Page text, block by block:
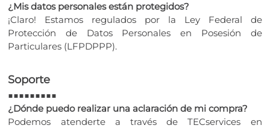
¿Mis datos personales están protegidos?
¡Claro! Estamos regulados por la Ley Federal de
Protección de Datos Personales en Posesión de
Particulares (LFPDPPP).
Soporte
■■■■■■■■■
¿Dónde puedo realizar una aclaración de mi compra?
Podemos atenderte a través de TECservices en